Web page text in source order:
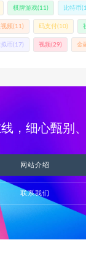
棋牌游戏(11) 比特币
频(11) 码支付(10)
拟币(17) 视频(29) 金
，细心甄别
网站介绍
联系我们